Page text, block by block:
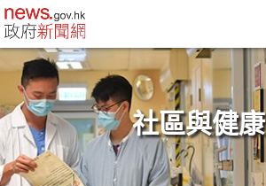
政府新聞網主頁
社區與健康